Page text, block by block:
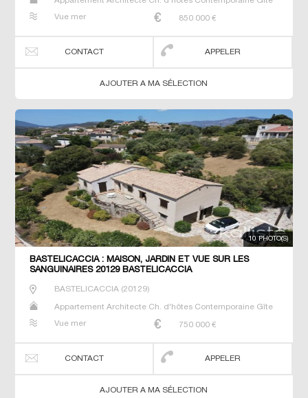
Terrain Villa
Vue mer 850 000 €
CONTACT APPELER
AJOUTER A MA SÉLECTION
10 PHOTO(S)
BASTELICACCIA : MAISON, JARDIN ET VUE SUR LES
SANGUINAIRES 20129 BASTELICACCIA
BASTELICACCIA (20129)
Appartement Architecte Ch. d'hôtes Contemporaine Gîte
Terrain Villa
Vue mer 750 000 €
CONTACT APPELER
AJOUTER A MA SÉLECTION